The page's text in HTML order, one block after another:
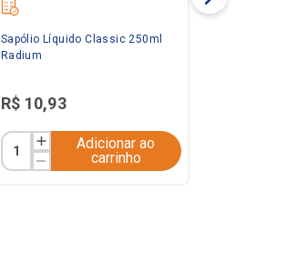
Sapólio Líquido Classic 250ml
Radium
R$ 10,93
Adicionar ao
carrinho